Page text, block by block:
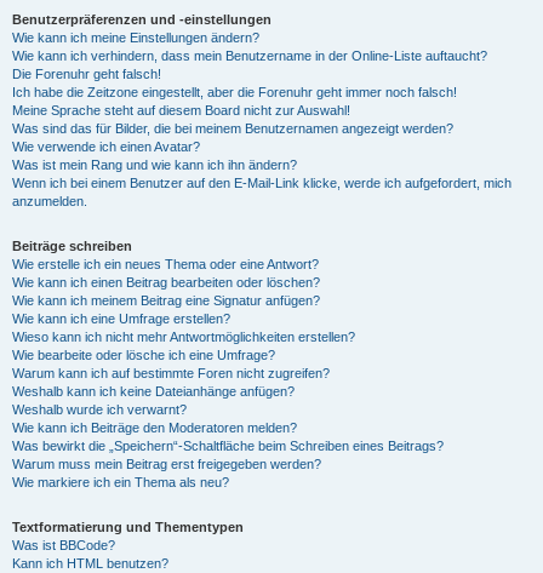
Benutzerpräferenzen und -einstellungen
Wie kann ich meine Einstellungen ändern?
Wie kann ich verhindern, dass mein Benutzername in der Online-Liste auftaucht?
Die Forenuhr geht falsch!
Ich habe die Zeitzone eingestellt, aber die Forenuhr geht immer noch falsch!
Meine Sprache steht auf diesem Board nicht zur Auswahl!
Was sind das für Bilder, die bei meinem Benutzernamen angezeigt werden?
Wie verwende ich einen Avatar?
Was ist mein Rang und wie kann ich ihn ändern?
Wenn ich bei einem Benutzer auf den E-Mail-Link klicke, werde ich aufgefordert, mich
anzumelden.
Beiträge schreiben
Wie erstelle ich ein neues Thema oder eine Antwort?
Wie kann ich einen Beitrag bearbeiten oder löschen?
Wie kann ich meinem Beitrag eine Signatur anfügen?
Wie kann ich eine Umfrage erstellen?
Wieso kann ich nicht mehr Antwortmöglichkeiten erstellen?
Wie bearbeite oder lösche ich eine Umfrage?
Warum kann ich auf bestimmte Foren nicht zugreifen?
Weshalb kann ich keine Dateianhänge anfügen?
Weshalb wurde ich verwarnt?
Wie kann ich Beiträge den Moderatoren melden?
Was bewirkt die „Speichern“-Schaltfläche beim Schreiben eines Beitrags?
Warum muss mein Beitrag erst freigegeben werden?
Wie markiere ich ein Thema als neu?
Textformatierung und Thementypen
Was ist BBCode?
Kann ich HTML benutzen?